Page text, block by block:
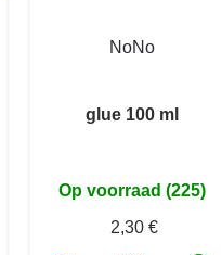
NoNo
glue 100 ml
Op voorraad (225)
2,30 €